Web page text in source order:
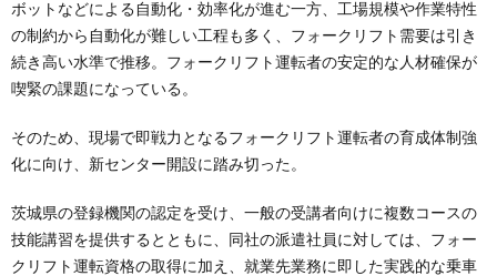
ボットなどによる自動化・効率化が進む一方、工場規模や作業特性
の制約から自動化が難しい工程も多く、フォークリフト需要は引き
続き高い水準で推移。フォークリフト運転者の安定的な人材確保が
喫緊の課題になっている。
そのため、現場で即戦力となるフォークリフト運転者の育成体制強
化に向け、新センター開設に踏み切った。
茨城県の登録機関の認定を受け、一般の受講者向けに複数コースの
技能講習を提供するとともに、同社の派遣社員に対しては、フォー
クリフト運転資格の取得に加え、就業先業務に即した実践的な乗車